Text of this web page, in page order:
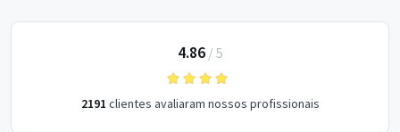
4.86/ 5
2191 clientes avaliaram nossos profissionais